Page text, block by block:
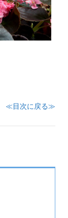
≪目次に戻る≫